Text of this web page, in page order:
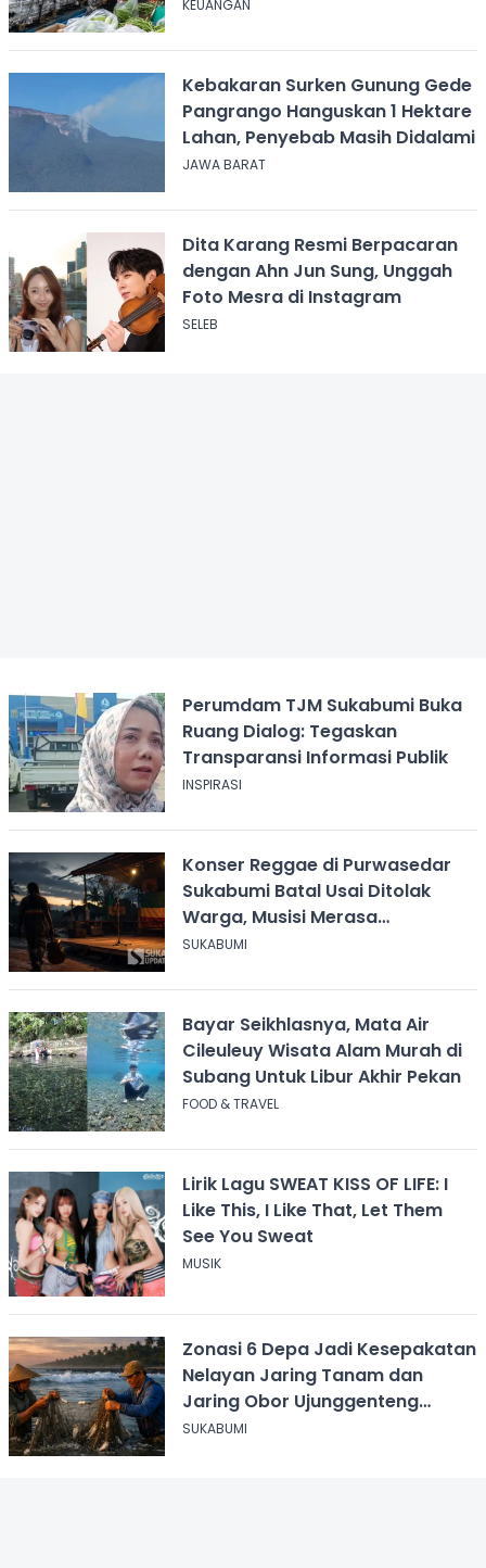
KEUANGAN
Kebakaran Surken Gunung Gede
Pangrango Hanguskan 1 Hektare
Lahan, Penyebab Masih Didalami
JAWA BARAT
Dita Karang Resmi Berpacaran
dengan Ahn Jun Sung, Unggah
Foto Mesra di Instagram
SELEB
Perumdam TJM Sukabumi Buka
Ruang Dialog: Tegaskan
Transparansi Informasi Publik
INSPIRASI
Konser Reggae di Purwasedar
Sukabumi Batal Usai Ditolak
Warga, Musisi Merasa
Didiskreditkan
SUKABUMI
Bayar Seikhlasnya, Mata Air
Cileuleuy Wisata Alam Murah di
Subang Untuk Libur Akhir Pekan
FOOD & TRAVEL
Lirik Lagu SWEAT KISS OF LIFE: I
Like This, I Like That, Let Them
See You Sweat
MUSIK
Zonasi 6 Depa Jadi Kesepakatan
Nelayan Jaring Tanam dan
Jaring Obor Ujunggenteng
Sukabumi
SUKABUMI